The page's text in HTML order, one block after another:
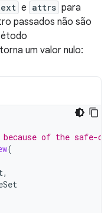
e attrs para
passados não são
um valor nulo:
because of the safe-
(
,